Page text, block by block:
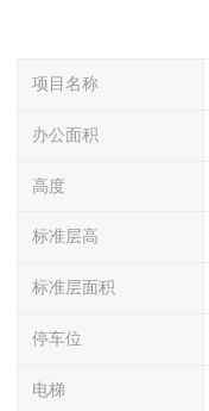
项目名称
办公面积
高度
标准层高
标准层面积
停车位
电梯